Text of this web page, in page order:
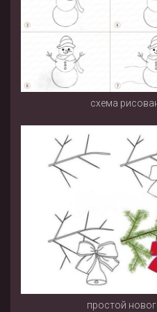
схема
простой